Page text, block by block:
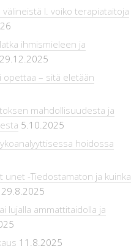
l. voiko terapiataitoja
ihmismieleen ja
29.12.2025
opettaa – sitä eletään
mahdollisuudesta ja
5.10.2025
hoidossa
unet -Tiedostamaton ja kuinka
29.8.2025
lujalla ammattitaidolla ja
11.8.2025